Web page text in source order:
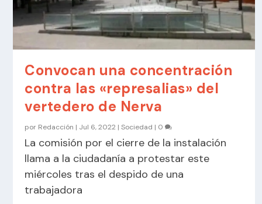
Convocan una concentración
contra las «represalias» del
vertedero de Nerva
por Redacción | Jul 6, 2022 |Sociedad | 0
La comisión por el cierre de la instalación
llama a la ciudadanía a protestar este
miércoles tras el despido de una
trabajadora